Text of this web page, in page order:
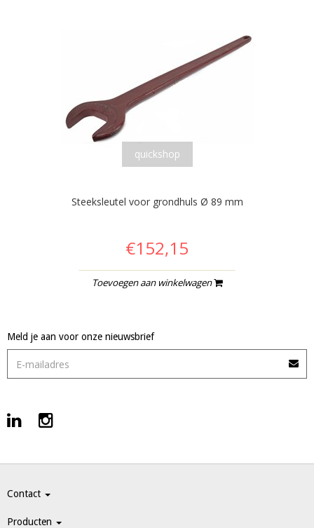
quickshop
Steeksleutel voor grondhuls Ø 89 mm
€152,15
Toevoegen aan winkelwagen
Meld je aan voor onze nieuwsbrief
Contact
Producten